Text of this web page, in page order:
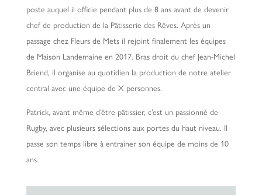
poste auquel il officie pendant plus de 8 ans avant de devenir
chef de production de la Pâtisserie des Rêves. Après un
passage chez Fleurs de Mets il rejoint finalement les équipes
de Maison Landemaine en 2017. Bras droit du chef Jean-Michel
Briend, il organise au quotidien la production de notre atelier
central avec une équipe de X personnes.
Patrick, avant même d’être pâtissier, c’est un passionné de
Rugby, avec plusieurs sélections aux portes du haut niveau. Il
passe son temps libre à entrainer son équipe de moins de 10
ans.